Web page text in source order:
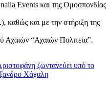
Events και της Ομοσπονδίας
και με την στήριξη της
Αχαιών “Αχαιών Πολιτεία”.
ζωντανεύει υπό το
Χάχαλη